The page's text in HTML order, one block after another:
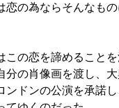
恋の為ならそんなも
この恋を諦めること
分の肖像画を渡し、
ンドンの公演を承諾